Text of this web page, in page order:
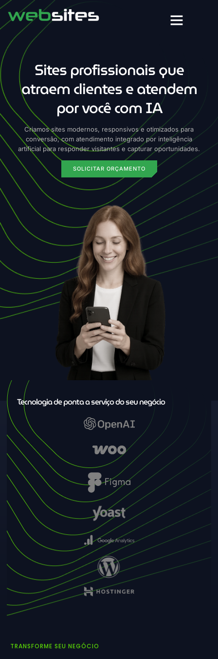
Sites profissionais que
atraem clientes eatendem
por você com IA
Criamos sites modernos, responsivos e otimizados para
conversão, com atendimento integrado por inteligência
artificial para responder visitantes e capturar oportunidades.
SOLICITAR ORÇAMENTO
Tecnologia de ponta a serviço do seu negócio
TRANSFORME SEU NEGÓCIO